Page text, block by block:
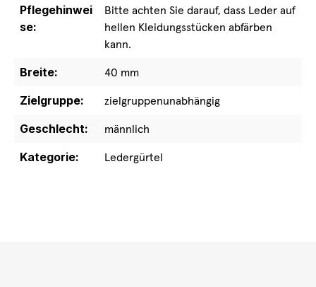
Pflegehinwei
se:
Bitte achten Sie darauf, dass Leder auf
hellen Kleidungsstücken abfärben
kann.
Breite:
40 mm
Zielgruppe:
zielgruppenunabhängig
Geschlecht:
männlich
Kategorie:
Ledergürtel